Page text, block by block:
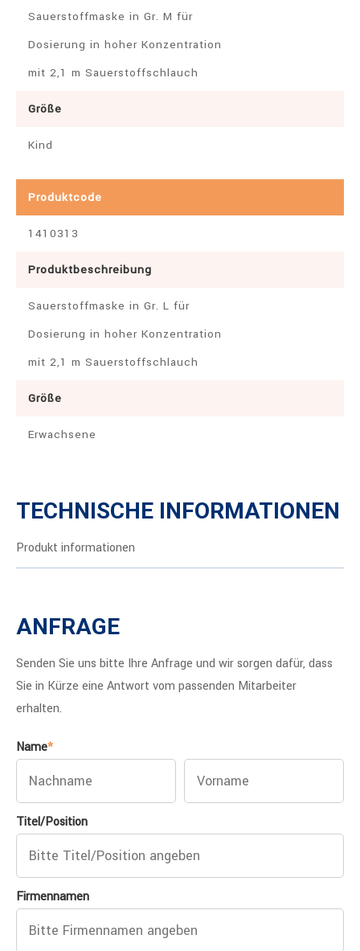
Sauerstoffmaske in Gr. M für
Dosierung in hoher Konzentration
mit 2,1 m Sauerstoffschlauch
Größe
Kind
Produktcode
1410313
Produktbeschreibung
Sauerstoffmaske in Gr. L für
Dosierung in hoher Konzentration
mit 2,1 m Sauerstoffschlauch
Größe
Erwachsene
TECHNISCHE INFORMATIONEN
Produkt informationen
ANFRAGE
Senden Sie uns bitte Ihre Anfrage und wir sorgen dafür, dass
Sie in Kürze eine Antwort vom passenden Mitarbeiter
erhalten.
Name*
Titel/Position
Firmennamen